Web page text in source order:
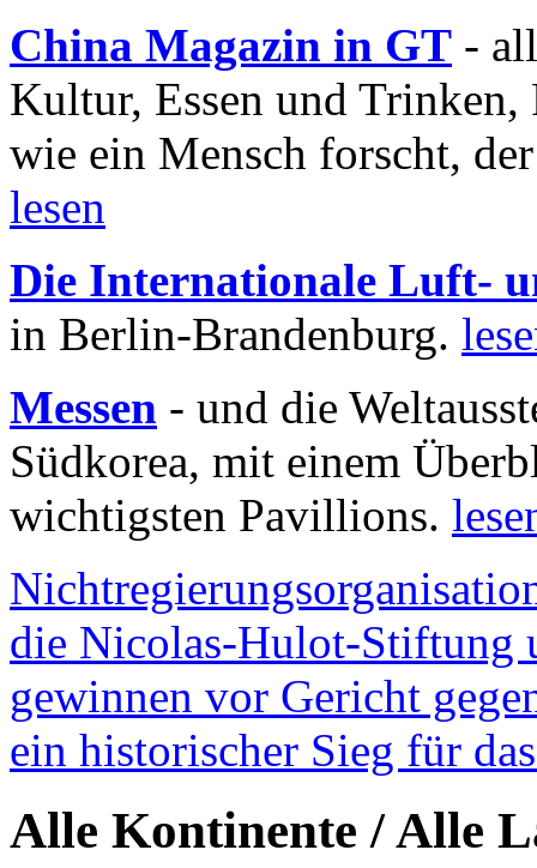
China Magazin in GT -
Kultur, Essen und
wie ein Mensch forscht,
lesen
Die Internationale Luft-
in Berlin-Brandenburg.
Messen - und die
Südkorea, mit einem
wichtigsten Pavillions.
die Nicolas-Hulot-Stiftung
gewinnen vor Gericht
ein historischer Sieg für
Alle Kontinente / Alle